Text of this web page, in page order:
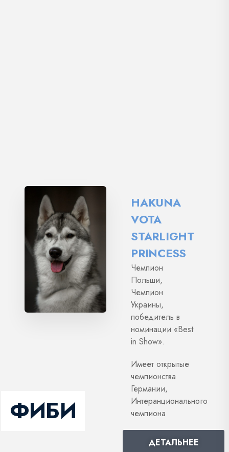
HAKUNA
VOTA
STARLIGHT
PRINCESS
Чемпион
Польши,
Чемпион
Украины,
победитель в
номинации «Best
in Show».
Имеет открытые
чемпионства
Германии,
Интеранционального
чемпиона
ДЕТАЛЬНЕЕ
ФИБИ